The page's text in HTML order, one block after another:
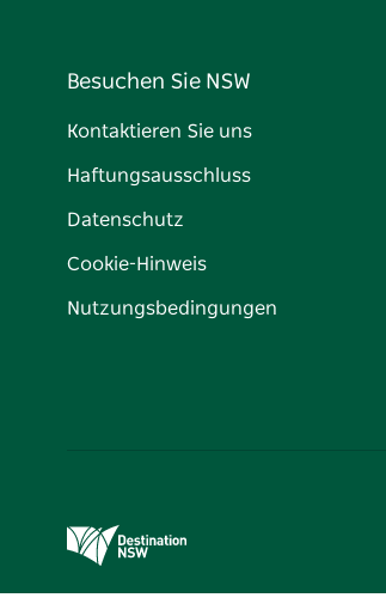
Besuchen Sie NSW
Kontaktieren Sie uns
Haftungsausschluss
Datenschutz
Cookie-Hinweis
Nutzungsbedingungen